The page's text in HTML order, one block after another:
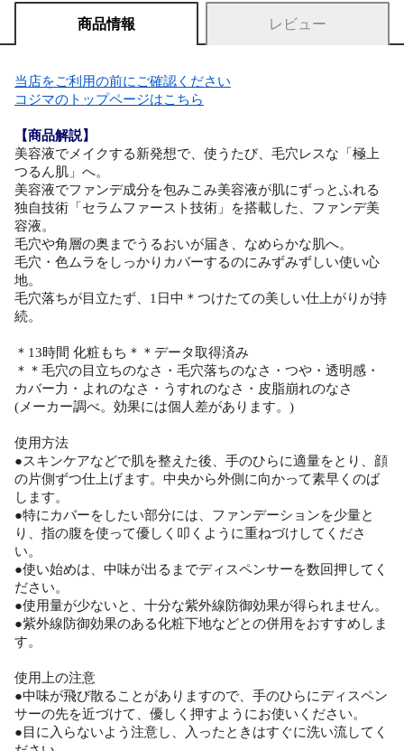
商品情報 レビュー
当店をご利用の前にご確認ください
コジマのトップページはこちら
【商品解説】
美容液でメイクする新発想で、使うたび、毛穴レスな「極上
つるん肌」へ。
美容液でファンデ成分を包みこみ美容液が肌にずっとふれる
独自技術「セラムファースト技術」を搭載した、ファンデ美
容液。
毛穴や角層の奥までうるおいが届き、なめらかな肌へ。
毛穴・色ムラをしっかりカバーするのにみずみずしい使い心
地。
毛穴落ちが目立たず、1日中＊つけたての美しい仕上がりが持
続。
＊13時間 化粧もち＊＊データ取得済み
＊＊毛穴の目立ちのなさ・毛穴落ちのなさ・つや・透明感・
カバー力・よれのなさ・うすれのなさ・皮脂崩れのなさ
(メーカー調べ。効果には個人差があります。)
使用方法
●スキンケアなどで肌を整えた後、手のひらに適量をとり、顔
の片側ずつ仕上げます。中央から外側に向かって素早くのば
します。
●特にカバーをしたい部分には、ファンデーションを少量と
り、指の腹を使って優しく叩くように重ねづけしてくださ
い。
●使い始めは、中味が出るまでディスペンサーを数回押してく
ださい。
●使用量が少ないと、十分な紫外線防御効果が得られません。
●紫外線防御効果のある化粧下地などとの併用をおすすめしま
す。
使用上の注意
●中味が飛び散ることがありますので、手のひらにディスペン
サーの先を近づけて、優しく押すようにお使いください。
●目に入らないよう注意し、入ったときはすぐに洗い流してく